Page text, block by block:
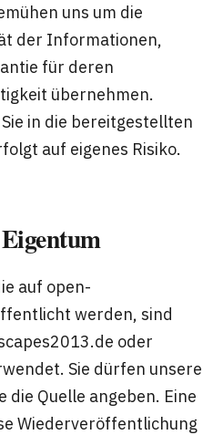
uns um die
der Informationen,
für deren
übernehmen.
in die bereitgestellten
auf eigenes Risiko.
auf open-
werden, sind
oder
Sie dürfen unsere
die Quelle angeben. Eine
Wiederveröffentlichung